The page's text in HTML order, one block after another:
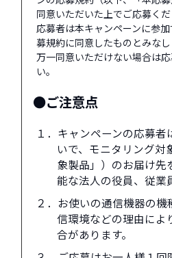
同意いただいた上でご応募くだ
応募者は本キャンペーンに参
募規約に同意したものとみなし
万一同意いただけない場合は
い。
●ご注意点
１．キャンペーンの応募者
いで、モニタリング対
象製品」）のお届け先
能な法人の役員、従業
２．お使いの通信機器の
信環境などの理由によ
合があります。